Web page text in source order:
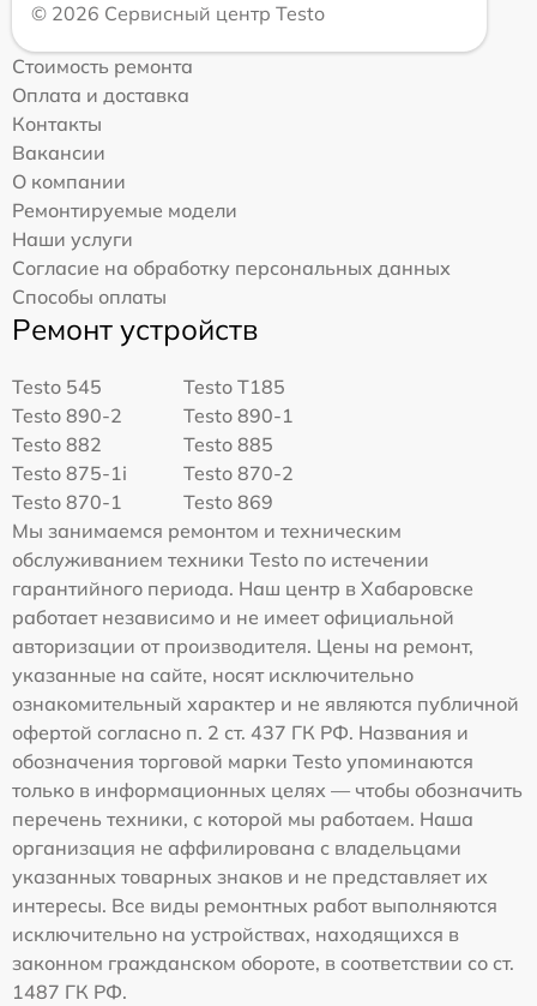
© 2026 Сервисный центр Testo
Стоимость ремонта
Оплата и доставка
Контакты
Вакансии
О компании
Ремонтируемые модели
Наши услуги
Согласие на обработку персональных данных
Способы оплаты
Ремонт устройств
Testo 545
Testo T185
Testo 890-2
Testo 890-1
Testo 882
Testo 885
Testo 875-1i
Testo 870-2
Testo 870-1
Testo 869
Мы занимаемся ремонтом и техническим
обслуживанием техники Testo по истечении
гарантийного периода. Наш центр в Хабаровске
работает независимо и не имеет официальной
авторизации от производителя. Цены на ремонт,
указанные на сайте, носят исключительно
ознакомительный характер и не являются публичной
офертой согласно п. 2 ст. 437 ГК РФ. Названия и
обозначения торговой марки Testo упоминаются
только в информационных целях — чтобы обозначить
перечень техники, с которой мы работаем. Наша
организация не аффилирована с владельцами
указанных товарных знаков и не представляет их
интересы. Все виды ремонтных работ выполняются
исключительно на устройствах, находящихся в
законном гражданском обороте, в соответствии со ст.
1487 ГК РФ.